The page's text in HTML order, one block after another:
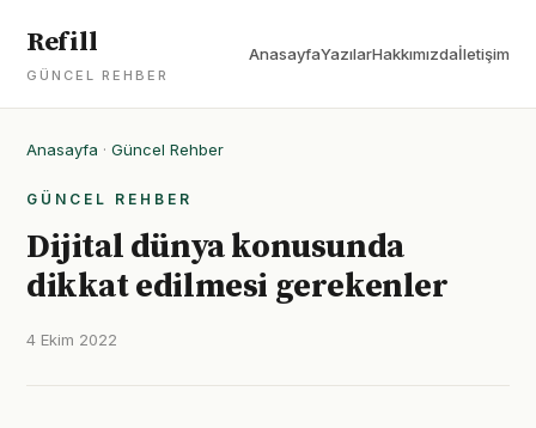
Refill
GÜNCEL REHBER
AnasayfaYazılarHakkımızdaİletişim
Anasayfa · Güncel Rehber
GÜNCEL REHBER
Dijital dünya konusunda
dikkat edilmesi gerekenler
4 Ekim 2022